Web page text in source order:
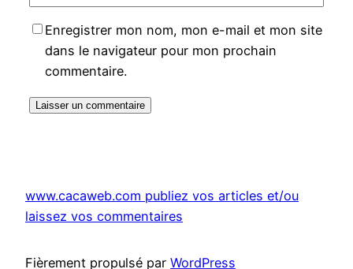
Enregistrer mon nom, mon e-mail et mon site
dans le navigateur pour mon prochain
commentaire.
www.cacaweb.com publiez vos articles et/ou
laissez vos commentaires
Fièrement propulsé par WordPress